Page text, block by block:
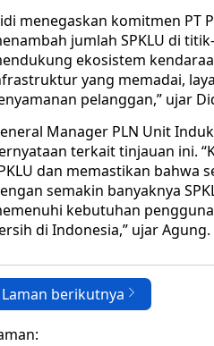
menegaskan komitmen PT
jumlah SPKLU di
ekosistem
yang memadai,
pelanggan,” ujar
Manager PLN Unit
terkait tinjauan ini.
dan memastikan bahwa
semakin banyaknya
kebutuhan
di Indonesia,” ujar Agung.
Laman berikutnya